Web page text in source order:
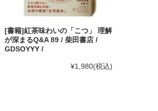
[書籍]紅茶味わいの「こつ」 理解
が深まるQ&A 89 / 柴田書店 /
GDSOYYY /
¥1,980(税込)